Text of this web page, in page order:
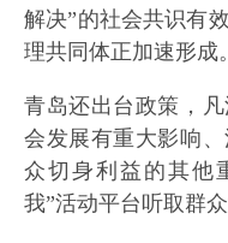
解决”的社会共识有
理共同体正加速形成。
青岛还出台政策，
会发展有重大影响
众切身利益的其他
我”活动平台听取群众